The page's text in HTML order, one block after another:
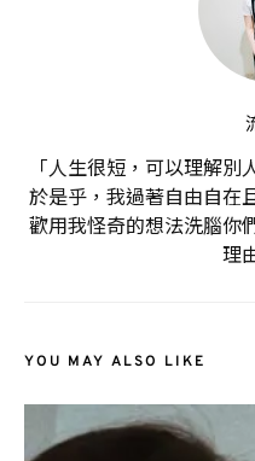
「人生很短，可以理解別
於是乎，我過著自由自在
歡用我怪奇的想法洗腦你
理
YOU MAY ALSO LIKE